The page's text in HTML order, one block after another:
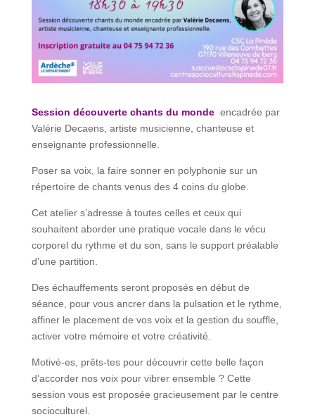
Session découverte chants du monde encadrée par
Valérie Decaens, artiste musicienne, chanteuse et
enseignante professionnelle.
Poser sa voix, la faire sonner en polyphonie sur un
répertoire de chants venus des 4 coins du globe.
Cet atelier s’adresse à toutes celles et ceux qui
souhaitent aborder une pratique vocale dans le vécu
corporel du rythme et du son, sans le support préalable
d’une partition.
Des échauffements seront proposés en début de
séance, pour vous ancrer dans la pulsation et le rythme,
affiner le placement de vos voix et la gestion du souffle,
activer votre mémoire et votre créativité.
Motivé-es, prêts-tes pour découvrir cette belle façon
d’accorder nos voix pour vibrer ensemble ? Cette
session vous est proposée gracieusement par le centre
socioculturel.